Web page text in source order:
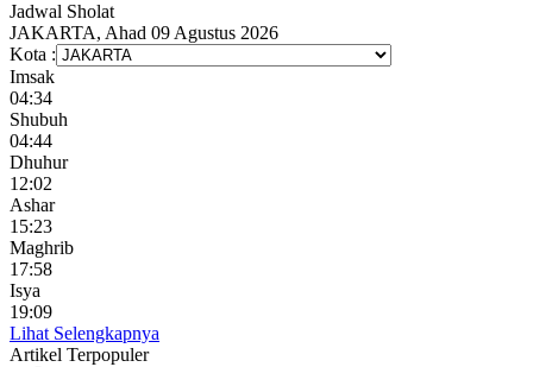
Jadwal Sholat
JAKARTA, Ahad 09 Agustus 2026
Kota :
Imsak
04:34
Shubuh
04:44
Dhuhur
12:02
Ashar
15:23
Maghrib
17:58
Isya
19:09
Lihat Selengkapnya
Artikel Terpopuler